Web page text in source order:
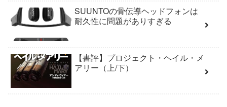
SUUNTOの骨伝導ヘッドフォンは
耐久性に問題がありすぎる
【書評】プロジェクト・ヘイル・メ
アリー（上/下）